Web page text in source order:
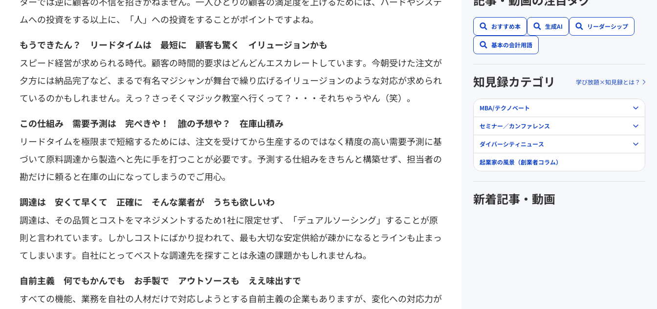
ムへの投資をする以上に、「人」への投資をすることがポイントですよね。
もうできたん？ リードタイムは 最短に 顧客も驚く イリュージョンかも
スピード経営が求められる時代。顧客の時間的要求はどんどんエスカレートしています。今朝受けた注文が
夕方には納品完了など、まるで有名マジシャンが舞台で繰り広げるイリュージョンのような対応が求められ
ているのかもしれません。えっ？さっそくマジック教室へ行くって？・・・それちゃうやん（笑）。
この仕組み 需要予測は 完ぺきや！ 誰の予想や？ 在庫山積み
リードタイムを極限まで短縮するためには、注文を受けてから生産するのではなく精度の高い需要予測に基
づいて原料調達から製造へと先に手を打つことが必要です。予測する仕組みをきちんと構築せず、担当者の
勘だけに頼ると在庫の山になってしまうのでご用心。
調達は 安くて早くて 正確に そんな業者が うちも欲しいわ
調達は、その品質とコストをマネジメントするため1社に限定せず、「デュアルソーシング」することが原
則と言われています。しかしコストにばかり捉われて、最も大切な安定供給が疎かになるとラインも止まっ
てしまいます。自社にとってベストな調達先を探すことは永遠の課題かもしれませんね。
自前主義 何でもかんでも お手製で アウトソースも ええ味出すで
すべての機能、業務を自社の人材だけで対応しようとする自前主義の企業もありますが、変化への対応力が
おすすめ本 生成AI リーダーシップ
基本の会計用語
知見録カテゴリ 学び放題×知見録とは？
MBA/テクノベート
セミナー／カンファレンス
ダイバーシティニュース
起業家の風景（創業者コラム）
新着記事・動画